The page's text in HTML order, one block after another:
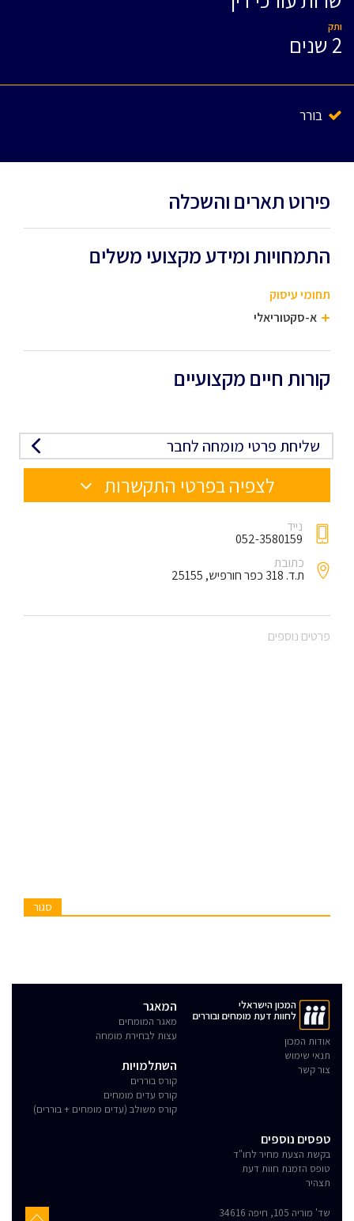
ותק
2 שנים
בורר
פירוט תארים והשכלה
התמחויות ומידע מקצועי משלים
תחומי עיסוק
א-סקטוריאלי
קורות חיים מקצועיים
שליחת פרטי מומחה לחבר
לצפיה בפרטי התקשרות
נייד
052-3580159
כתובת
ת.ד. 318 כפר חורפיש, 25155
פרטים נוספים
סגור
המכון הישראלי
לחוות דעת מומחים ובוררים
אודות המכון
תנאי שימוש
צור קשר
המאגר
מאגר המומחים
עצות לבחירת מומחה
השתלמויות
קורס בוררים
קורס עדים מומחים
קורס משולב (עדים מומחים + בוררים)
טפסים נוספים
בקשת הצעת מחיר לחו"ד
טופס הזמנת חוות דעת
תצהיר
שד' מוריה 105, חיפה 34616